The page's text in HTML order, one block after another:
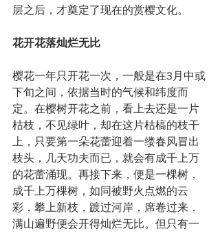
层之后，才奠定了现在的赏樱文化。
花开花落灿烂无比
樱花一年只开花一次，一般是在3月中或
下旬之间，依据当时的气候和纬度而
定。在樱树开花之前，看上去还是一片
枯枝，不见绿叶，却在这片枯槁的枝干
上，只要第一朵花蕾迎着一缕春风冒出
枝头，几天功夫而已，就会有成千上万
的花蕾涌现。再接下来，便是一棵树，
成千上万棵树，如同被野火点燃的云
彩，攀上新枝，踱过河岸，席卷过来，
满山遍野便会开得灿烂无比。但只有一